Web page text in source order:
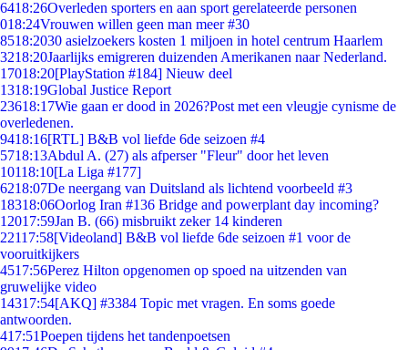
6418:26Overleden sporters en aan sport gerelateerde personen
018:24Vrouwen willen geen man meer #30
8518:2030 asielzoekers kosten 1 miljoen in hotel centrum Haarlem
3218:20Jaarlijks emigreren duizenden Amerikanen naar Nederland.
17018:20[PlayStation #184] Nieuw deel
1318:19Global Justice Report
23618:17Wie gaan er dood in 2026?Post met een vleugje cynisme de
overledenen.
9418:16[RTL] B&B vol liefde 6de seizoen #4
5718:13Abdul A. (27) als afperser "Fleur" door het leven
10118:10[La Liga #177]
6218:07De neergang van Duitsland als lichtend voorbeeld #3
18318:06Oorlog Iran #136 Bridge and powerplant day incoming?
12017:59Jan B. (66) misbruikt zeker 14 kinderen
22117:58[Videoland] B&B vol liefde 6de seizoen #1 voor de
vooruitkijkers
4517:56Perez Hilton opgenomen op spoed na uitzenden van
gruwelijke video
14317:54[AKQ] #3384 Topic met vragen. En soms goede
antwoorden.
417:51Poepen tijdens het tandenpoetsen